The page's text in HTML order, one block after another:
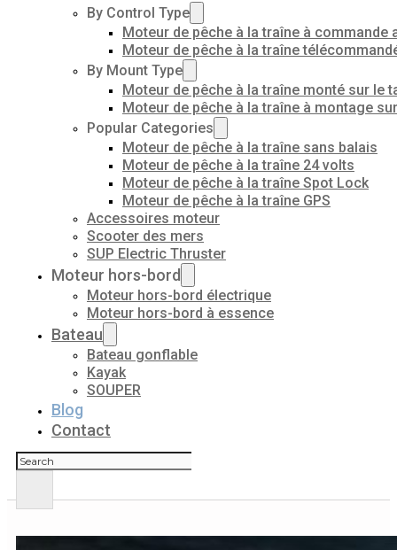
By Control Type
Moteur de pêche à la traîne à commande
Moteur de pêche à la traîne
By Mount Type
Moteur de pêche à la traîne monté sur le
Moteur de pêche à la traîne à montage
Popular Categories
Moteur de pêche à la traîne sans balais
Moteur de pêche à la traîne 24 volts
Moteur de pêche à la traîne Spot Lock
Moteur de pêche à la traîne GPS
Accessoires moteur
Scooter des mers
SUP Electric Thruster
Moteur hors-bord
Moteur hors-bord électrique
Moteur hors-bord à essence
Bateau
Bateau gonflable
Kayak
SOUPER
Blog
Contact
Rechercher